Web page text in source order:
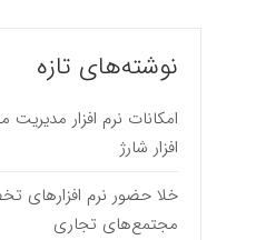
نوشته‌های تازه
امکانات نرم افزار
افزار شارژ
خلا حضور نرم افزارهای
مجتمع‌های تجاری